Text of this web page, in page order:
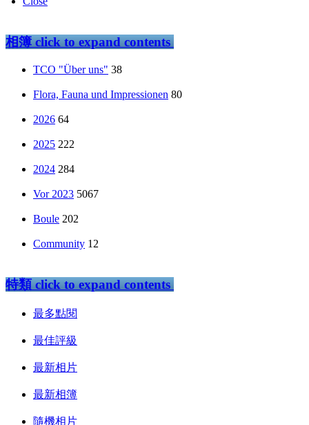
相簿click to expand contents
TCO "Über uns" 38
Flora, Fauna und Impressionen 80
2026 64
2025 222
2024 284
Vor 2023 5067
Boule 202
Community 12
特類click to expand contents
最多點閱
最佳評級
最新相片
最新相簿
隨機相片